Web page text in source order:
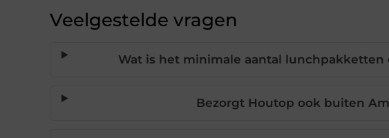
Veelgestelde vragen
Wat is het minimale aantal lunchpakketten
Bezorgt Houtop ook buiten